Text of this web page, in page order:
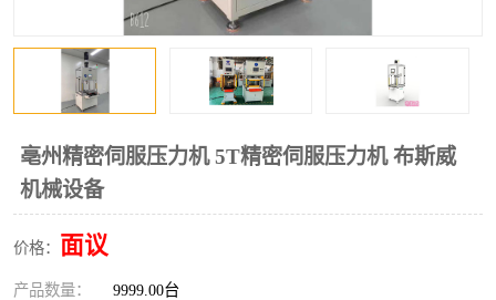
亳州精密伺服压力机 5T精密伺服压力机 布斯威
机械设备
价格： 面议
产品数量： 9999.00台